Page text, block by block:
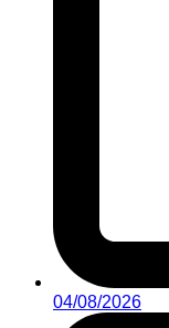
04/08/2026